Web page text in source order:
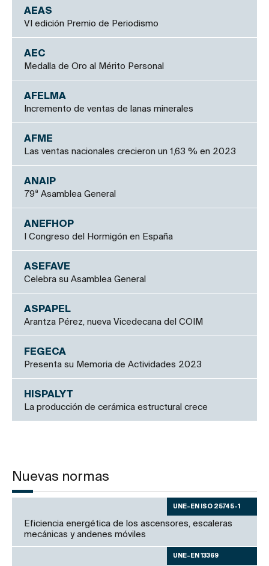
AEAS
VI edición Premio de Periodismo
AEC
Medalla de Oro al Mérito Personal
AFELMA
Incremento de ventas de lanas minerales
AFME
Las ventas nacionales crecieron un 1,63 % en 2023
ANAIP
79ª Asamblea General
ANEFHOP
I Congreso del Hormigón en España
ASEFAVE
Celebra su Asamblea General
ASPAPEL
Arantza Pérez, nueva Vicedecana del COIM
FEGECA
Presenta su Memoria de Actividades 2023
HISPALYT
La producción de cerámica estructural crece
Nuevas normas
UNE-EN ISO 25745-1
Eficiencia energética de los ascensores, escaleras
mecánicas y andenes móviles
UNE-EN 13369